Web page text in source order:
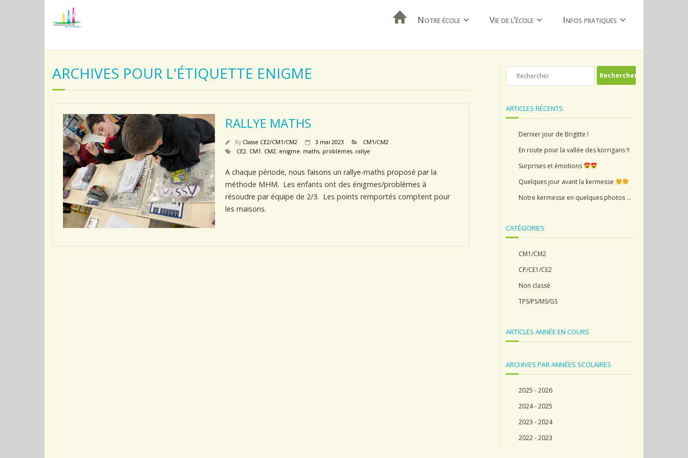
Notre école Vie de l’école Infos pratiques
ARCHIVES POUR L'ÉTIQUETTE ENIGME
RALLYE MATHS
By Classe CE2/CM1/CM2 3 mai 2023
CM1/CM2
CE2, CM1, CM2, enigme, maths, problèmes, rallye
A chaque période, nous faisons un rallye-maths proposé par la
méthode MHM. Les enfants ont des énigmes/problèmes à
résoudre par équipe de 2/3. Les points remportés comptent pour
les maisons.
ARTICLES RÉCENTS
Dernier jour de Brigitte !
En route pour la vallée des korrigans !!
Surprises et émotions
Quelques jour avant la kermesse
Notre kermesse en quelques photos …
CATÉGORIES
CM1/CM2
CP/CE1/CE2
Non classé
TPS/PS/MS/GS
ARTICLES ANNÉE EN COURS
ARCHIVES PAR ANNÉES SCOLAIRES
2025 - 2026
2024 - 2025
2023 - 2024
2022 - 2023